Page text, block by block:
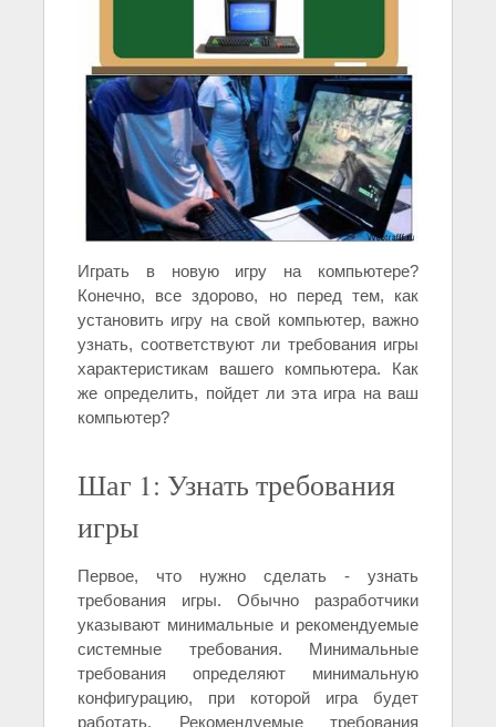
Играть в новую игру на компьютере?
Конечно, все здорово, но перед тем, как
установить игру на свой компьютер, важно
узнать, соответствуют ли требования игры
характеристикам вашего компьютера. Как
же определить, пойдет ли эта игра на ваш
компьютер?
Шаг 1: Узнать требования
игры
Первое, что нужно сделать - узнать
требования игры. Обычно разработчики
указывают минимальные и рекомендуемые
системные требования. Минимальные
требования определяют минимальную
конфигурацию, при которой игра будет
работать. Рекомендуемые требования